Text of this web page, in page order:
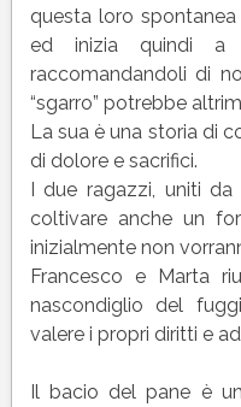
questa loro spontanea
ed inizia quindi a
raccomandandoli di
“sgarro” potrebbe
La sua è una storia di
di dolore e sacrifici.
I due ragazzi, uniti da
coltivare anche un
inizialmente non
Francesco e Marta
nascondiglio del
valere i propri diritti e
Il bacio del pane è